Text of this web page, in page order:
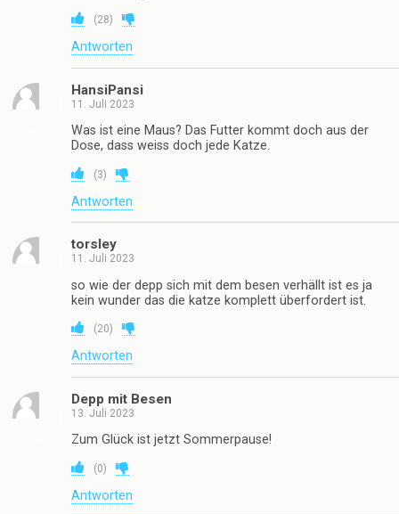
(28)
Antworten
HansiPansi
11. Juli 2023
Was ist eine Maus? Das Futter kommt doch aus der
Dose, dass weiss doch jede Katze.
(3)
Antworten
torsley
11. Juli 2023
so wie der depp sich mit dem besen verhällt ist es ja
kein wunder das die katze komplett überfordert ist.
(20)
Antworten
Depp mit Besen
13. Juli 2023
Zum Glück ist jetzt Sommerpause!
(0)
Antworten